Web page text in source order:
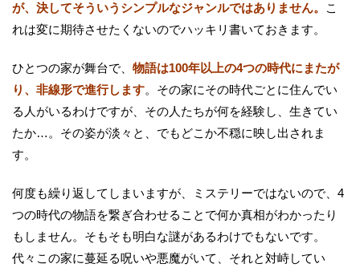
が、決してそういうシンプルなジャンルではありません。
こ
れは変に期待させたくないのでハッキリ書いておきます。
ひとつの家が舞台で、 物語は100年以上の4つの時代にまたが
り、非線形で進行します。その家にその時代ごとに住んでい
る人がいるわけですが、その人たちが何を経験し、生きてい
たか…。その姿が淡々と、でもどこか不穏に映し出されま
す。
何度も繰り返してしまいますが、ミステリーではないので、4
つの時代の物語を繋ぎ合わせることで何か真相がわかったり
もしません。そもそも明白な謎があるわけでもないです。
代々この家に蔓延る呪いや悪魔がいて、それと対峙してい